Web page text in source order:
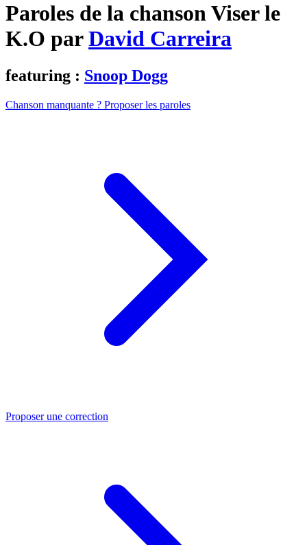
Paroles de la chanson Viser le
K.O parDavid Carreira
featuring : Snoop Dogg
Chanson manquante ? Proposer les paroles
Proposer une correction